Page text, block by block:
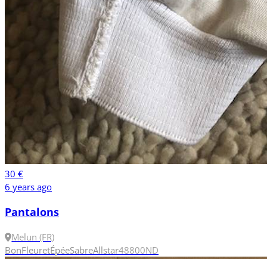
30 €
6 years ago
Pantalons
Melun (FR)
BonFleuretÉpéeSabreAllstar48800ND